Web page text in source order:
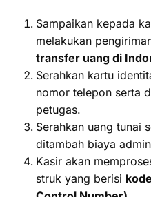
Sampaikan kepada
melakukan
transfer uang di
Serahkan kartu
nomor telepon serta
petugas.
Serahkan uang tunai
ditambah biaya
Kasir akan
struk yang berisi